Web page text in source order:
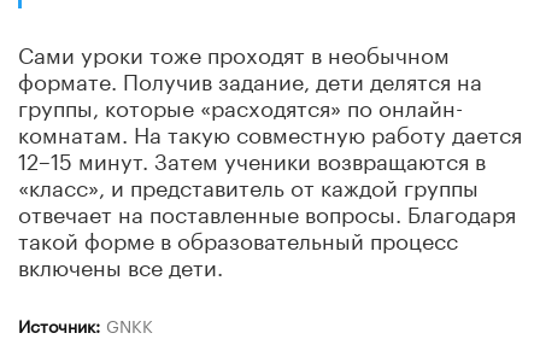
Сами уроки тоже проходят в необычном
формате. Получив задание, дети делятся на
группы, которые «расходятся» по онлайн-
комнатам. На такую совместную работу дается
12–15 минут. Затем ученики возвращаются в
«класс», и представитель от каждой группы
отвечает на поставленные вопросы. Благодаря
такой форме в образовательный процесс
включены все дети.
Источник: GNKK